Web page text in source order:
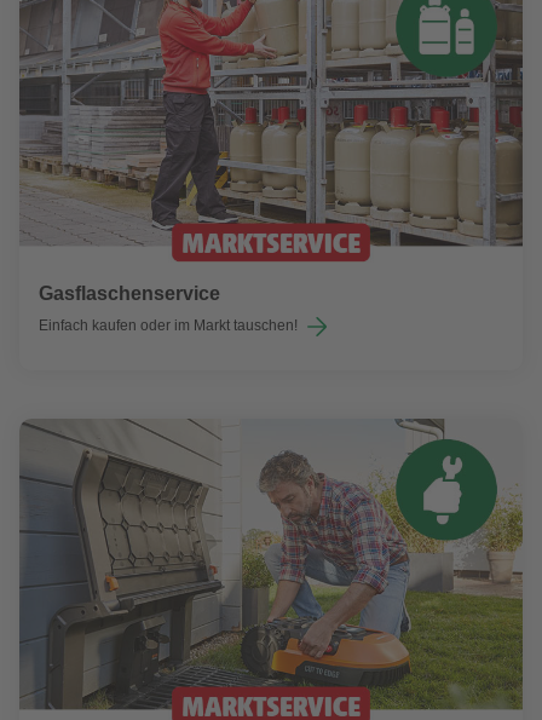
Gasflaschenservice
Einfach kaufen oder im Markt tauschen!